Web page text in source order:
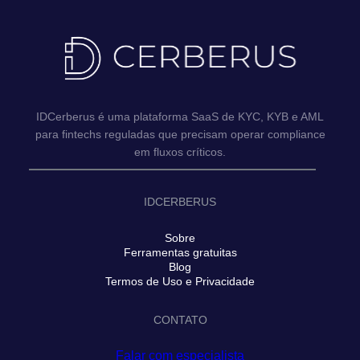
IDCerberus é uma plataforma SaaS de KYC, KYB e AML
para fintechs reguladas que precisam operar compliance
em fluxos críticos.
IDCERBERUS
Sobre
Ferramentas gratuitas
Blog
Termos de Uso e Privacidade
CONTATO
Falar com especialista